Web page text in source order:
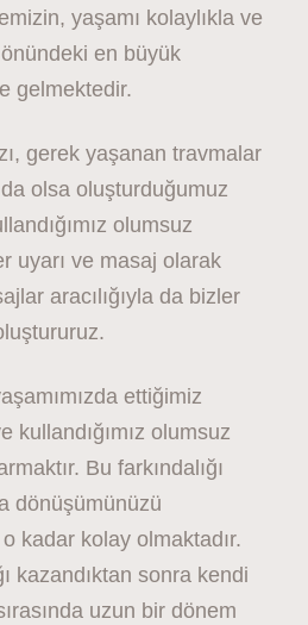
yaşamı kolaylıkla ve
önündeki en büyük
gelmektedir.
gerek yaşanan travmalar
olsa oluşturduğumuz
olumsuz
uyarı ve masaj olarak
aracılığıyla da bizler
ettiğimiz
kullandığımız olumsuz
Bu farkındalığı
dönüşümünüzü
kadar kolay olmaktadır.
kazandıktan sonra kendi
uzun bir dönem